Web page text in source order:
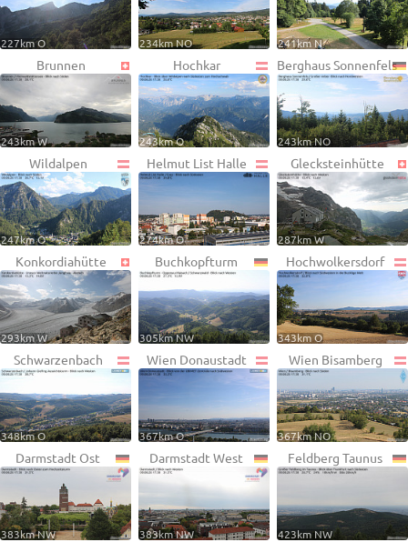
227km O 234km NO 241km N
Brunnen
243km W
Hochkar
243km O
Berghaus Sonnenfels
243km NO
Wildalpen
247km O
Helmut List Halle
274km O
Glecksteinhütte
287km W
Konkordiahütte
293km W
Buchkopfturm
305km NW
Hochwolkersdorf
343km O
Schwarzenbach
348km O
Wien Donaustadt
367km O
Wien Bisamberg
367km NO
Darmstadt Ost
383km NW
Darmstadt West
383km NW
Feldberg Taunus
423km NW